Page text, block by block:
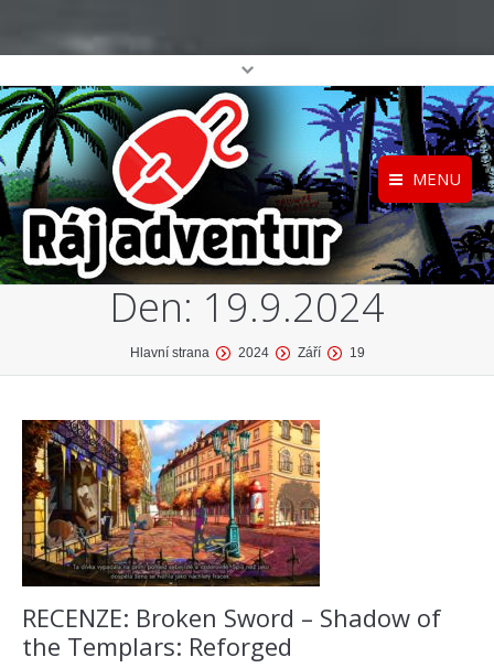
MENU
Registrace
Přihlášení
Home
O projektu
Katalog her
Den: 19.9.2024
Hlavní strana 2024 Září 19
RECENZE: Broken Sword – Shadow of
the Templars: Reforged